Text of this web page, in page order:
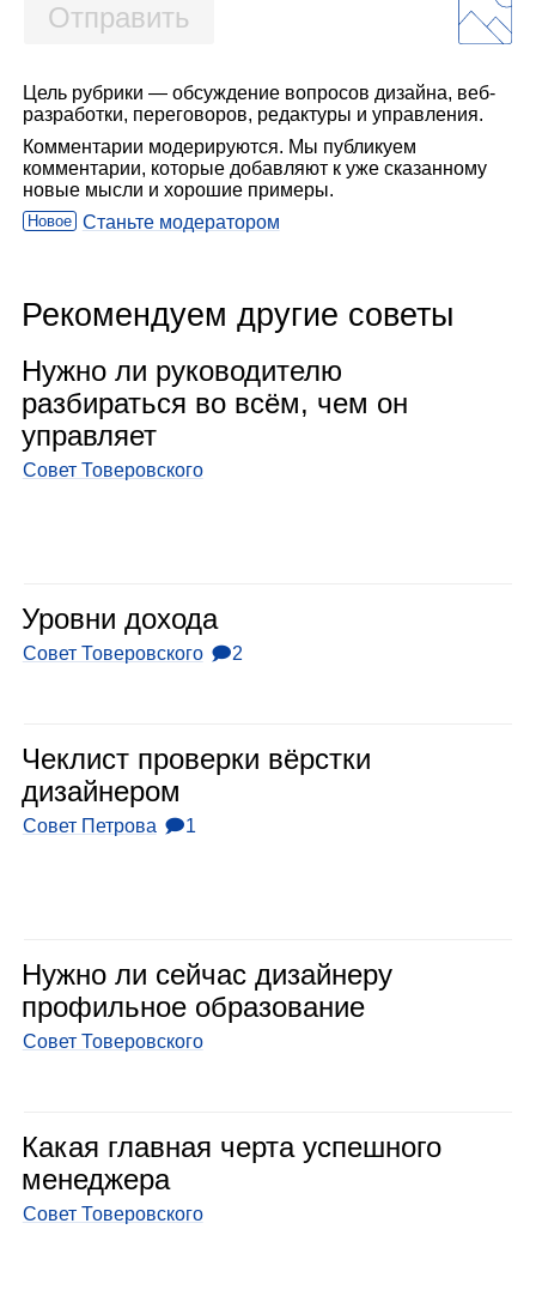
Отправить
Цель рубрики — обсуждение вопросов дизайна, веб-
разработки, переговоров, редактуры и управления.
Комментарии модерируются. Мы публикуем
комментарии, которые добавляют к уже сказанному
новые мысли и хорошие примеры.
Новое Станьте модератором
Рекомендуем другие советы
Нужно ли руко­во­ди­телю
раз­би­раться во всём, чем он
управ­ляет
Совет Товеровского
Уровни дохода
Совет Товеровского 🗩2
Чек­лист про­верки вёрстки
дизай­не­ром
Совет Петрова 🗩1
Нужно ли сей­час дизай­неру
про­филь­ное обра­зо­ва­ние
Совет Товеровского
Какая глав­ная черта успеш­ного
мене­джера
Совет Товеровского